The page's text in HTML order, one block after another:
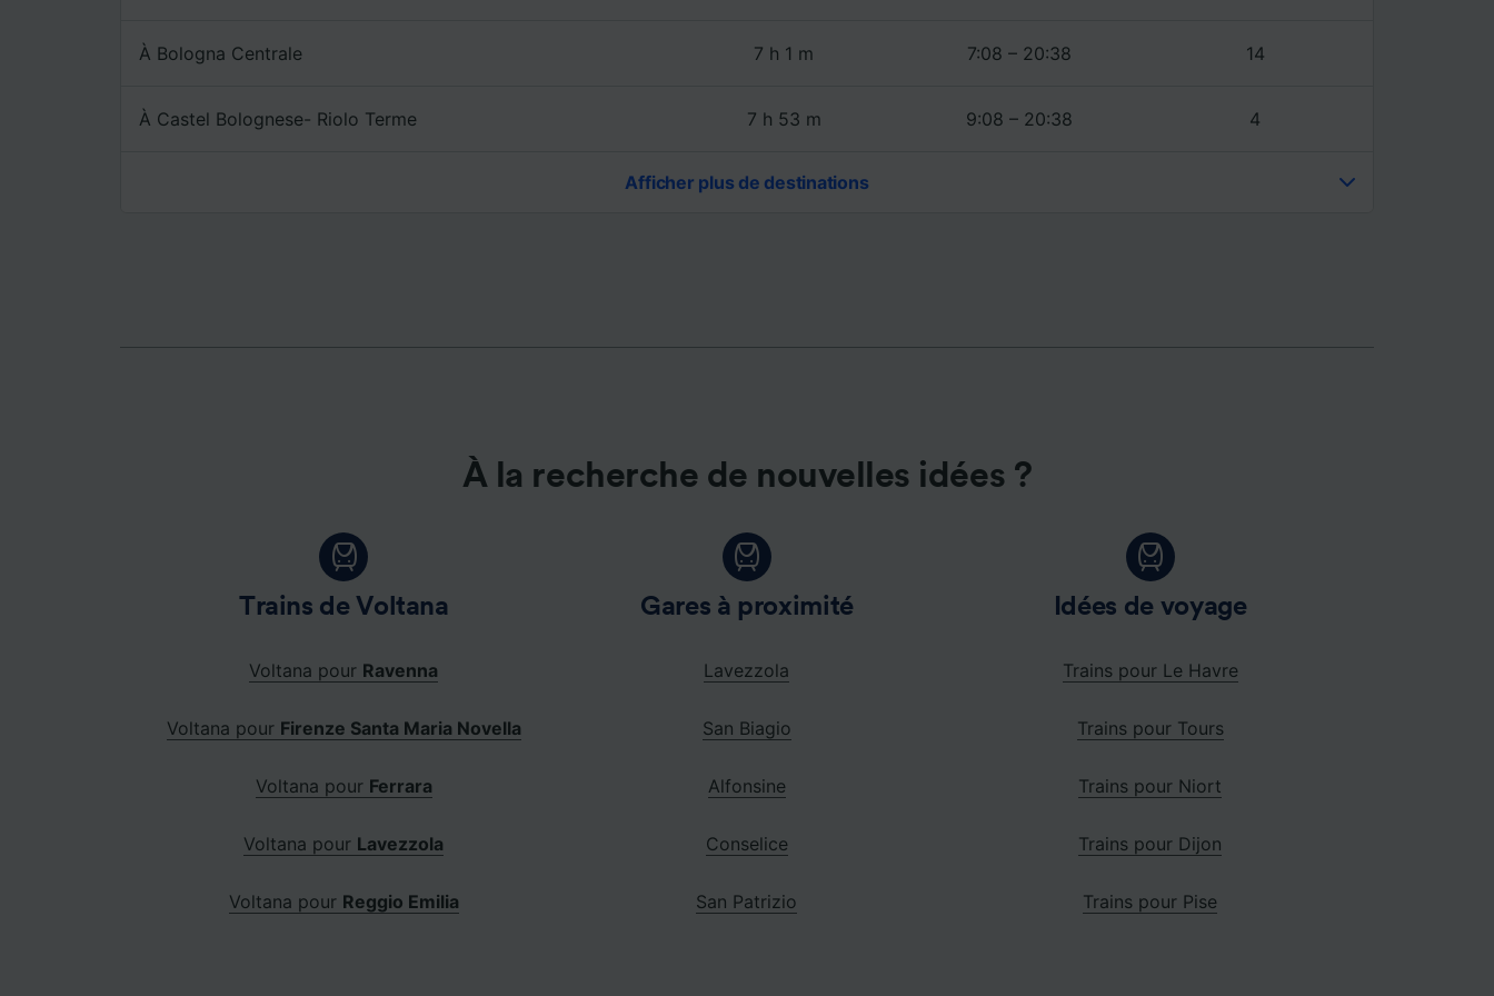
À Bologna Centrale 7 h 1 m 7:08 – 20:38 14
À Castel Bolognese- Riolo Terme 7 h 53 m 9:08 – 20:38 4
Afficher plus de destinations
À la recherche de nouvelles idées ?
Trains de Voltana
Voltana pour Ravenna
Voltana pour Firenze Santa Maria Novella
Voltana pour Ferrara
Voltana pour Lavezzola
Voltana pour Reggio Emilia
Gares à proximité
Lavezzola
San Biagio
Alfonsine
Conselice
San Patrizio
Idées de voyage
Trains pour Le Havre
Trains pour Tours
Trains pour Niort
Trains pour Dijon
Trains pour Pise
Liste de nos partenaires (fournisseurs)